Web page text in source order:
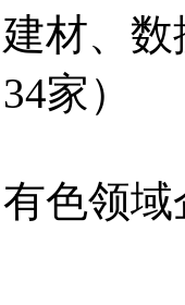
材、
家）
色领